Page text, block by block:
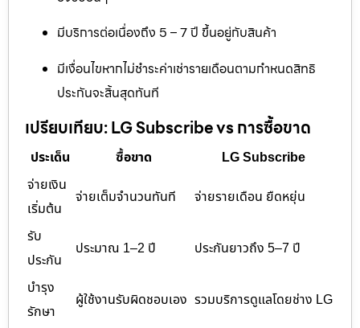
มีบริการต่อเนื่องถึง 5 – 7 ปี ขึ้นอยู่กับสินค้า
มีเงื่อนไขหากไม่ชำระค่าเช่ารายเดือนตามกำหนดสิทธิ
ประกันจะสิ้นสุดทันที
เปรียบเทียบ: LG Subscribe vs การซื้อขาด
ประเด็น ซื้อขาด
LG Subscribe
จ่ายเงิน
เริ่มต้น
จ่ายเต็มจำนวนทันที จ่ายรายเดือน ยืดหยุ่น
รับ
ประกัน
ประมาณ 1–2 ปี ประกันยาวถึง 5–7 ปี
บำรุง
รักษา
ผู้ใช้งานรับผิดชอบเอง รวมบริการดูแลโดยช่าง LG